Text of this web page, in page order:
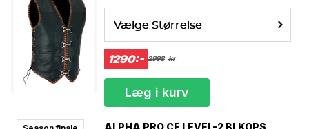
Vælge Størrelse
1290:- 2998 kr
Læg i kurv
ALPHA PRO CE LEVEL-2 BLKOPS